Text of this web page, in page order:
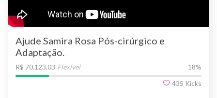
Ajude Samira Rosa Pós-cirúrgico e
Adaptação.
R$ 70.123,03 Flexível 18%
435 Kicks